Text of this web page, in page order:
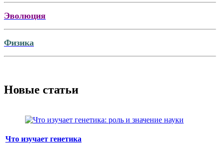
Эволюция
Физика
Новые статьи
Что изучает генетика